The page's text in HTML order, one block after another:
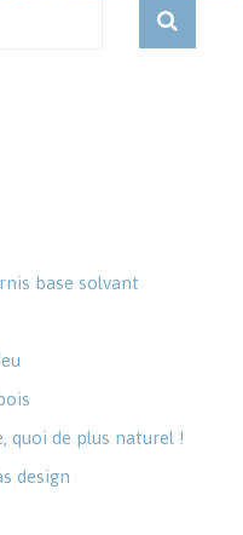
base solvant
quoi de plus naturel !
design